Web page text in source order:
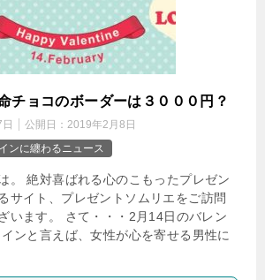
チョコのボーダーは３０００円？
公開日： 2019年2月8日
ンに纏わるニュース
。 絶対喜ばれる心のこもったプレゼン
サイト、プレゼントソムリエをご訪問
います。 さて・・・2月14日のバレン
ンと言えば、女性が心を寄せる男性に